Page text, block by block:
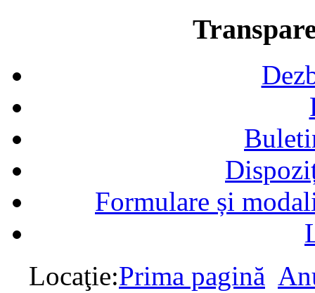
Formulare și
Locaţie:Prima pagină